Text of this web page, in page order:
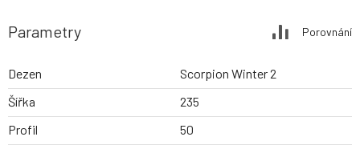
Parametry Porovnání
Dezen
Scorpion Winter 2
Šířka
235
Profil
50